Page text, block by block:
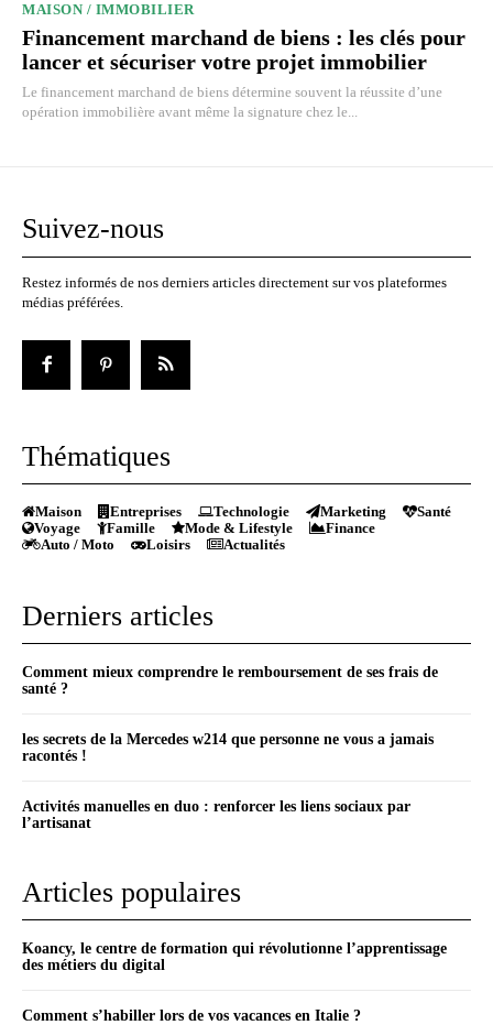
MAISON / IMMOBILIER
Financement marchand de biens : les clés pour
lancer et sécuriser votre projet immobilier
Le financement marchand de biens détermine souvent la réussite d’une
opération immobilière avant même la signature chez le...
Suivez-nous
Restez informés de nos derniers articles directement sur vos plateformes
médias préférées.
Thématiques
Maison Entreprises Technologie Marketing
Santé
Voyage
Famille Mode & Lifestyle
Finance
Auto / Moto
Loisirs Actualités
Derniers articles
Comment mieux comprendre le remboursement de ses frais de
santé ?
les secrets de la Mercedes w214 que personne ne vous a jamais
racontés !
Activités manuelles en duo : renforcer les liens sociaux par
l’artisanat
Articles populaires
Koancy, le centre de formation qui révolutionne l’apprentissage
des métiers du digital
Comment s’habiller lors de vos vacances en Italie ?